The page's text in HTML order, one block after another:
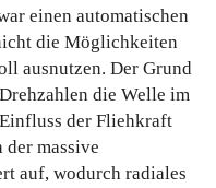
einen automatischen
die Möglichkeiten
ausnutzen. Der Grund
die Welle im
der Fliehkraft
massive
auf, wodurch radiales